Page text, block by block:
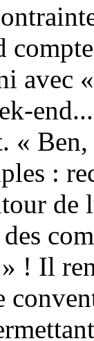
avec
«
:
! Il